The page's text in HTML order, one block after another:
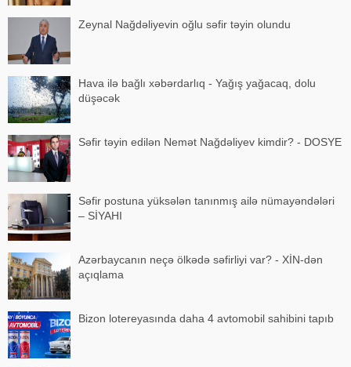
Zeynal Nağdəliyevin oğlu səfir təyin olundu
Hava ilə bağlı xəbərdarlıq - Yağış yağacaq, dolu
düşəcək
Səfir təyin edilən Nemət Nağdəliyev kimdir? - DOSYE
Səfir postuna yüksələn tanınmış ailə nümayəndələri
– SİYAHI
Azərbaycanın neçə ölkədə səfirliyi var? - XİN-dən
açıqlama
Bizon lotereyasında daha 4 avtomobil sahibini tapıb